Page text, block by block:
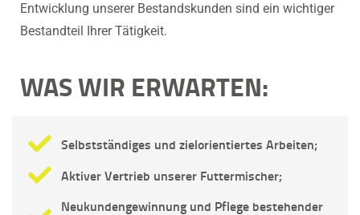
Entwicklung unserer Bestandskunden sind ein wichtiger
Bestandteil Ihrer Tätigkeit.
WAS WIR ERWARTEN:
Selbstständiges und zielorientiertes Arbeiten;
Aktiver Vertrieb unserer Futtermischer;
Neukundengewinnung und Pflege bestehender